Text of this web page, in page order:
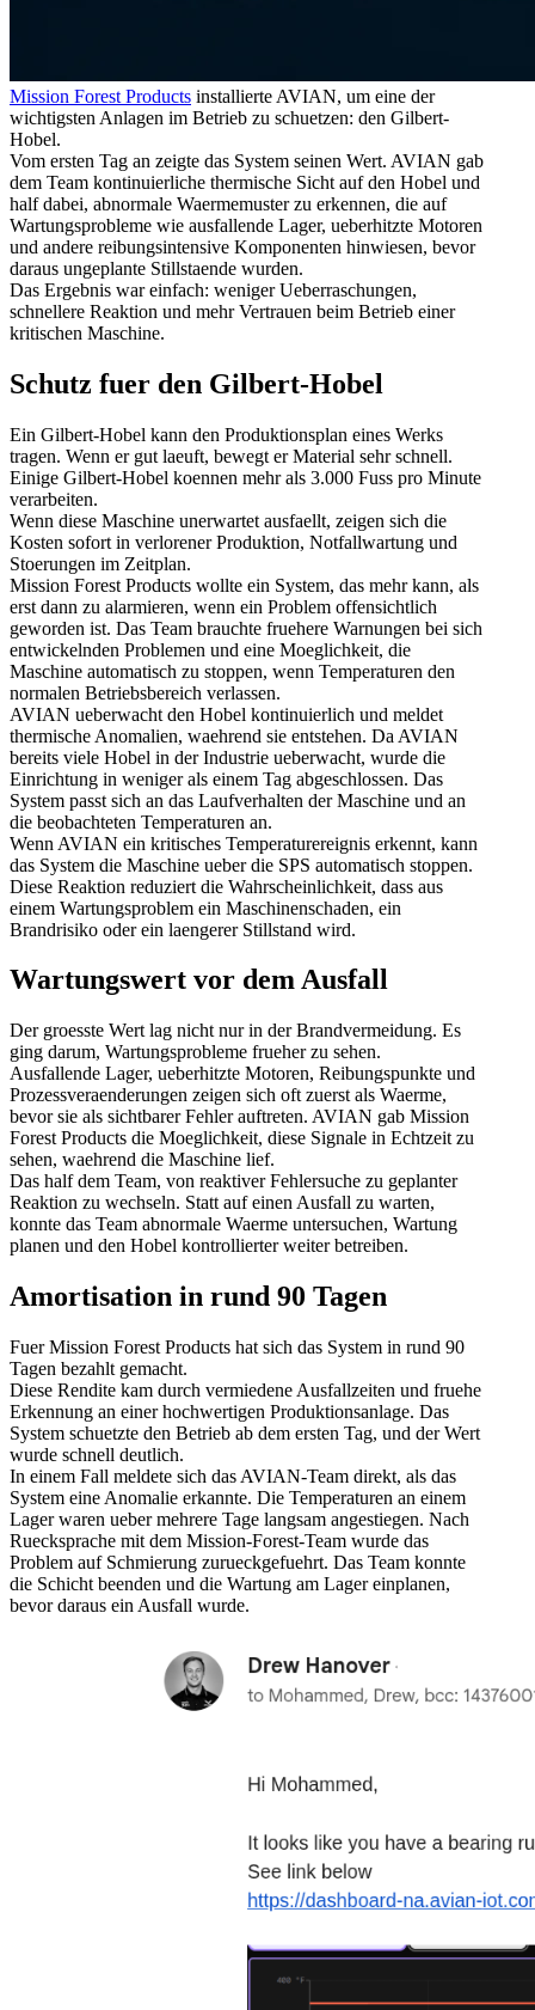
Mission Forest Products installierte AVIAN, um eine der
wichtigsten Anlagen im Betrieb zu schuetzen: den Gilbert-
Hobel.
Vom ersten Tag an zeigte das System seinen Wert. AVIAN gab
dem Team kontinuierliche thermische Sicht auf den Hobel und
half dabei, abnormale Waermemuster zu erkennen, die auf
Wartungsprobleme wie ausfallende Lager, ueberhitzte Motoren
und andere reibungsintensive Komponenten hinwiesen, bevor
daraus ungeplante Stillstaende wurden.
Das Ergebnis war einfach: weniger Ueberraschungen,
schnellere Reaktion und mehr Vertrauen beim Betrieb einer
kritischen Maschine.
Schutz fuer den Gilbert-Hobel
Ein Gilbert-Hobel kann den Produktionsplan eines Werks
tragen. Wenn er gut laeuft, bewegt er Material sehr schnell.
Einige Gilbert-Hobel koennen mehr als 3.000 Fuss pro Minute
verarbeiten.
Wenn diese Maschine unerwartet ausfaellt, zeigen sich die
Kosten sofort in verlorener Produktion, Notfallwartung und
Stoerungen im Zeitplan.
Mission Forest Products wollte ein System, das mehr kann, als
erst dann zu alarmieren, wenn ein Problem offensichtlich
geworden ist. Das Team brauchte fruehere Warnungen bei sich
entwickelnden Problemen und eine Moeglichkeit, die
Maschine automatisch zu stoppen, wenn Temperaturen den
normalen Betriebsbereich verlassen.
AVIAN ueberwacht den Hobel kontinuierlich und meldet
thermische Anomalien, waehrend sie entstehen. Da AVIAN
bereits viele Hobel in der Industrie ueberwacht, wurde die
Einrichtung in weniger als einem Tag abgeschlossen. Das
System passt sich an das Laufverhalten der Maschine und an
die beobachteten Temperaturen an.
Wenn AVIAN ein kritisches Temperaturereignis erkennt, kann
das System die Maschine ueber die SPS automatisch stoppen.
Diese Reaktion reduziert die Wahrscheinlichkeit, dass aus
einem Wartungsproblem ein Maschinenschaden, ein
Brandrisiko oder ein laengerer Stillstand wird.
Wartungswert vor dem Ausfall
Der groesste Wert lag nicht nur in der Brandvermeidung. Es
ging darum, Wartungsprobleme frueher zu sehen.
Ausfallende Lager, ueberhitzte Motoren, Reibungspunkte und
Prozessveraenderungen zeigen sich oft zuerst als Waerme,
bevor sie als sichtbarer Fehler auftreten. AVIAN gab Mission
Forest Products die Moeglichkeit, diese Signale in Echtzeit zu
sehen, waehrend die Maschine lief.
Das half dem Team, von reaktiver Fehlersuche zu geplanter
Reaktion zu wechseln. Statt auf einen Ausfall zu warten,
konnte das Team abnormale Waerme untersuchen, Wartung
planen und den Hobel kontrollierter weiter betreiben.
Amortisation in rund 90 Tagen
Fuer Mission Forest Products hat sich das System in rund 90
Tagen bezahlt gemacht.
Diese Rendite kam durch vermiedene Ausfallzeiten und fruehe
Erkennung an einer hochwertigen Produktionsanlage. Das
System schuetzte den Betrieb ab dem ersten Tag, und der Wert
wurde schnell deutlich.
In einem Fall meldete sich das AVIAN-Team direkt, als das
System eine Anomalie erkannte. Die Temperaturen an einem
Lager waren ueber mehrere Tage langsam angestiegen. Nach
Ruecksprache mit dem Mission-Forest-Team wurde das
Problem auf Schmierung zurueckgefuehrt. Das Team konnte
die Schicht beenden und die Wartung am Lager einplanen,
bevor daraus ein Ausfall wurde.